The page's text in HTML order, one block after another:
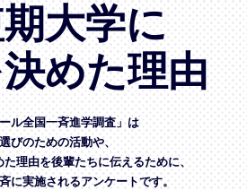
大学に
めた理由
ル全国一斉進学調査」は
びのための活動や、
た理由を後輩たちに伝えるために、
に実施されるアンケートです。